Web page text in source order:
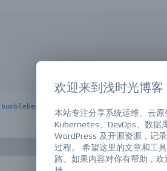
欢迎来到浅时光博客
本站专注分享系统运维、云原
Kubernetes、DevOps、数据
WordPress 及开源资源，记
过程。 希望这里的文章和工
路。如果内容对你有帮助，